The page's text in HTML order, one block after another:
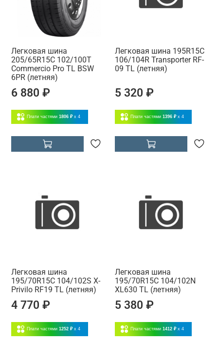
Легковая шина
205/65R15C 102/100T
Commercio Pro TL BSW
6PR (летняя)
6 880 ₽
Плати частями 1806 ₽ x 4
Легковая шина 195R15C
106/104R Transporter RF-
09 TL (летняя)
5 320 ₽
Плати частями 1396 ₽ x 4
Легковая шина
195/70R15C 104/102S X-
Privilo RF19 TL (летняя)
4 770 ₽
Плати частями 1252 ₽ x 4
Легковая шина
195/70R15C 104/102N
XL630 TL (летняя)
5 380 ₽
Плати частями 1412 ₽ x 4